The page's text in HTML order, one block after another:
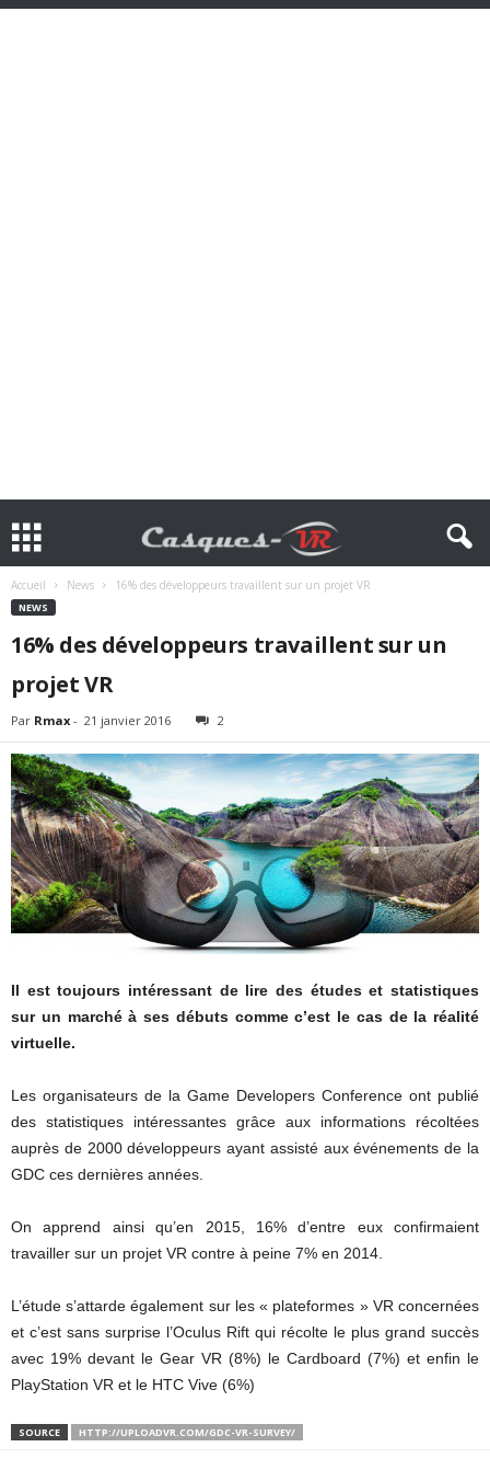
Accueil News 16% des développeurs travaillent sur un projet VR
NEWS
16% des développeurs travaillent sur un
projet VR
Par Rmax - 21 janvier 2016 2
Il est toujours intéressant de lire des études et statistiques
sur un marché à ses débuts comme c’est le cas de la réalité
virtuelle.
Les organisateurs de la Game Developers Conference ont publié
des statistiques intéressantes grâce aux informations récoltées
auprès de 2000 développeurs ayant assisté aux événements de la
GDC ces dernières années.
On apprend ainsi qu’en 2015, 16% d’entre eux confirmaient
travailler sur un projet VR contre à peine 7% en 2014.
L’étude s’attarde également sur les « plateformes » VR concernées
et c’est sans surprise l’Oculus Rift qui récolte le plus grand succès
avec 19% devant le Gear VR (8%) le Cardboard (7%) et enfin le
PlayStation VR et le HTC Vive (6%)
SOURCE HTTP://UPLOADVR.COM/GDC-VR-SURVEY/